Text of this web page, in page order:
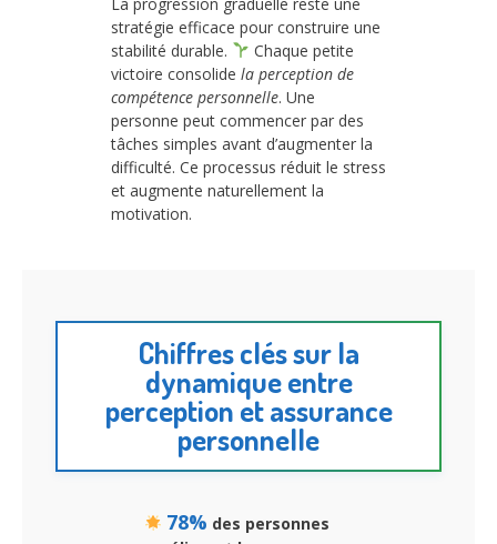
stratégie efficace pour construire une
stabilité durable.
Chaque petite
victoire consolide la perception de
compétence personnelle. Une
personne peut commencer par des
tâches simples avant d’augmenter la
difficulté. Ce processus réduit le stress
et augmente naturellement la
motivation.
Chiffres clés sur la
dynamique entre
perception et assurance
personnelle
78% des personnes